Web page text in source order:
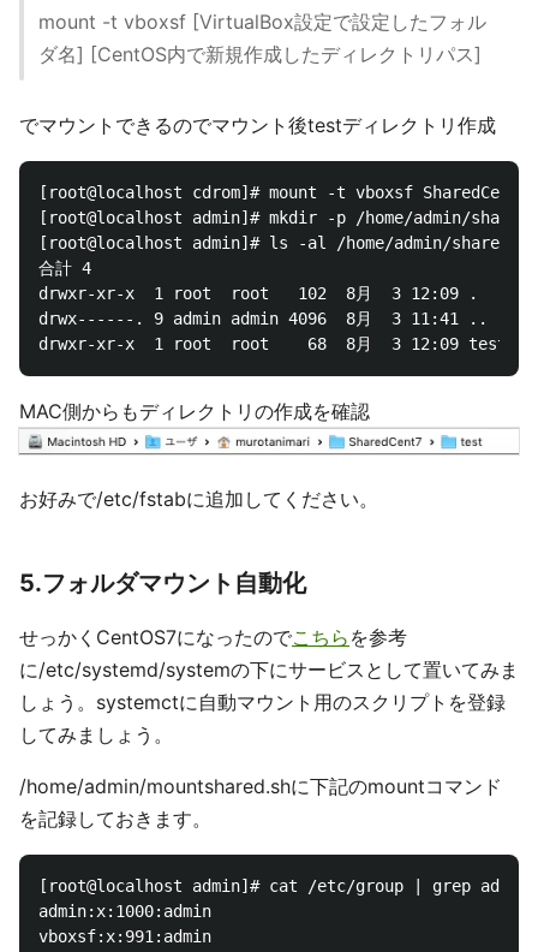
mount -t vboxsf [VirtualBox設定で設定したフォル
ダ名] [CentOS内で新規作成したディレクトリパス]
でマウントできるのでマウント後testディレクトリ作成
[root@localhost cdrom]# mount -t vboxsf SharedCent7
[root@localhost admin]# mkdir -p /home/admin/share/
[root@localhost admin]# ls -al /home/admin/share
合計 4
drwxr-xr-x  1 root  root   102  8月  3 12:09 .
drwx------. 9 admin admin 4096  8月  3 11:41 ..
MAC側からもディレクトリの作成を確認
お好みで/etc/fstabに追加してください。
5.フォルダマウント自動化
せっかくCentOS7になったのでこちら を参考
に/etc/systemd/systemの下にサービスとして置いてみま
しょう。systemctに自動マウント用のスクリプトを登録
してみましょう。
/home/admin/mountshared.shに下記のmountコマンド
を記録しておきます。
[root@localhost admin]# cat /etc/group | grep admin
admin:x:1000:admin